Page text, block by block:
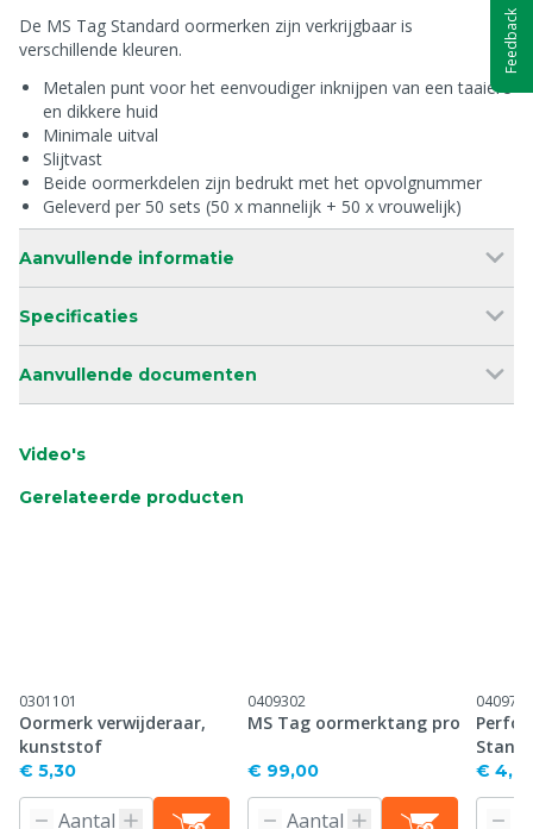
De MS Tag Standard oormerken zijn verkrijgbaar is
verschillende kleuren.
Metalen punt voor het eenvoudiger inknijpen van een taaiere
en dikkere huid
Minimale uitval
Slijtvast
Beide oormerkdelen zijn bedrukt met het opvolgnummer
Geleverd per 50 sets (50 x mannelijk + 50 x vrouwelijk)
Aanvullende informatie
Specificaties
Aanvullende documenten
Video's
Gerelateerde producten
0301101
Oormerk verwijderaar,
kunststof
€ 5,30
0409302
MS Tag oormerktang pro
€ 99,00
0409716
€ 4,61
Feedback